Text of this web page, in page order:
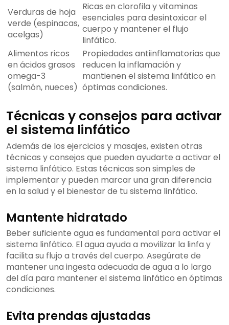
Verduras de hoja
verde (espinacas,
acelgas)
Ricas en clorofila y vitaminas
esenciales para desintoxicar el
cuerpo y mantener el flujo
linfático.
Alimentos ricos
en ácidos grasos
omega-3
(salmón, nueces)
Propiedades antiinflamatorias que
reducen la inflamación y
mantienen el sistema linfático en
óptimas condiciones.
Técnicas y consejos para activar
el sistema linfático
Además de los ejercicios y masajes, existen otras
técnicas y consejos que pueden ayudarte a activar el
sistema linfático. Estas técnicas son simples de
implementar y pueden marcar una gran diferencia
en la salud y el bienestar de tu sistema linfático.
Mantente hidratado
Beber suficiente agua es fundamental para activar el
sistema linfático. El agua ayuda a movilizar la linfa y
facilita su flujo a través del cuerpo. Asegúrate de
mantener una ingesta adecuada de agua a lo largo
del día para mantener el sistema linfático en óptimas
condiciones.
Evita prendas ajustadas